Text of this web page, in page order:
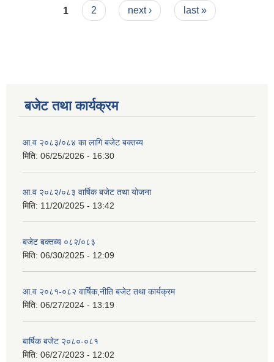
Pages
1 2 next › last »
बजेट तथा कार्यक्रम
आ.व २०८३/०८४ का लागि बजेट बक्तब्य
मिति: 06/25/2026 - 16:30
आ.व २०८२/०८३ वार्षिक बजेट तथा योजना
मिति: 11/20/2025 - 13:42
बजेट बक्तब्य ०८२/०८३
मिति: 06/30/2025 - 12:09
आ.व २०८१-०८२ वार्षिक,नीति बजेट तथा कार्यक्रम
मिति: 06/27/2024 - 13:19
बार्षिक बजेट २०८०-०८१
मिति: 06/27/2023 - 12:02